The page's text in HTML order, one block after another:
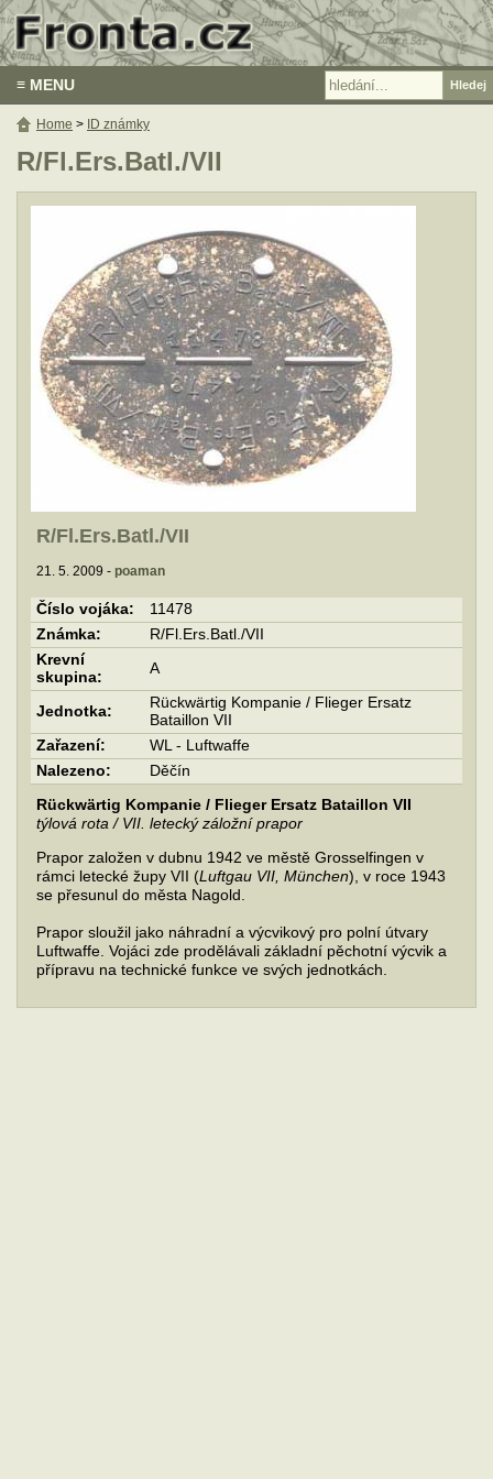
≡ MENU
R/Fl.Ers.Batl./VII
R/Fl.Ers.Batl./VII
21. 5. 2009 - poaman
Číslo vojáka:
11478
Známka:
R/Fl.Ers.Batl./VII
Krevní
skupina:
A
Jednotka:
Rückwärtig Kompanie / Flieger Ersatz
Bataillon VII
Zařazení:
WL - Luftwaffe
Nalezeno:
Děčín
Rückwärtig Kompanie / Flieger Ersatz Bataillon VII
týlová rota / VII. letecký záložní prapor
Prapor založen v dubnu 1942 ve městě Grosselfingen v
rámci letecké župy VII (Luftgau VII, München), v roce 1943
se přesunul do města Nagold.
Prapor sloužil jako náhradní a výcvikový pro polní útvary
Luftwaffe. Vojáci zde prodělávali základní pěchotní výcvik a
přípravu na technické funkce ve svých jednotkách.
Home > ID známky